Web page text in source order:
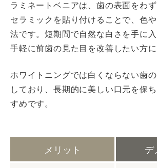
ラミネートベニアは、歯の表面をわ
セラミックを貼り付けることで、色
法です。短期間で自然な白さを手に入
手軽に前歯の見た目を改善したい方に
ホワイトニングでは白くならない歯
しており、長期的に美しい口元を保
すめです。
メリット デ